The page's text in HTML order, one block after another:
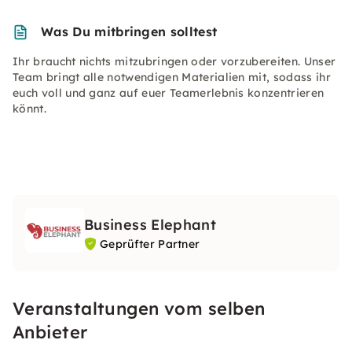
Was Du mitbringen solltest
Ihr braucht nichts mitzubringen oder vorzubereiten. Unser
Team bringt alle notwendigen Materialien mit, sodass ihr
euch voll und ganz auf euer Teamerlebnis konzentrieren
könnt.
Business Elephant
Geprüfter Partner
Veranstaltungen vom selben
Anbieter